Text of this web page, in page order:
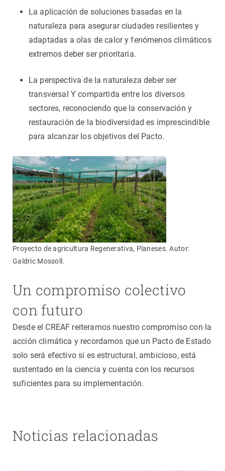
La aplicación de soluciones basadas en la
naturaleza para asegurar ciudades resilientes y
adaptadas a olas de calor y fenómenos climáticos
extremos deber ser prioritaria.
La perspectiva de la naturaleza deber ser
transversal Y compartida entre los diversos
sectores, reconociendo que la conservación y
restauración de la biodiversidad es imprescindible
para alcanzar los objetivos del Pacto.
Proyecto de agricultura Regenerativa, Planeses. Autor:
Galdric Mossoll.
Un compromiso colectivo
con futuro
Desde el CREAF reiteramos nuestro compromiso con la
acción climática y recordamos que un Pacto de Estado
solo será efectivo si es estructural, ambicioso, está
sustentado en la ciencia y cuenta con los recursos
suficientes para su implementación.
Noticias relacionadas